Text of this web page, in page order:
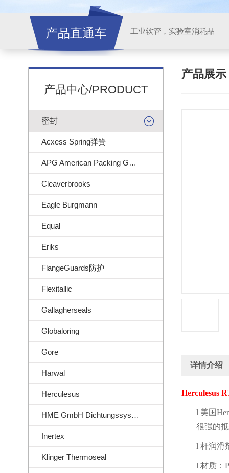
产品直通车 工业软管，实验室消耗品
产品中心/PRODUCT
密封
Acxess Spring弹簧
APG American Packing Gasket
Cleaverbrooks
Eagle Burgmann
Equal
Eriks
FlangeGuards防护
Flexitallic
Gallagherseals
Globaloring
Gore
Harwal
Herculesus
HME GmbH Dichtungssysteme
Inertex
Klinger Thermoseal
产品展示
详情介绍
Herculesus
l 美国
很强的
l 杆润滑
l 材质：